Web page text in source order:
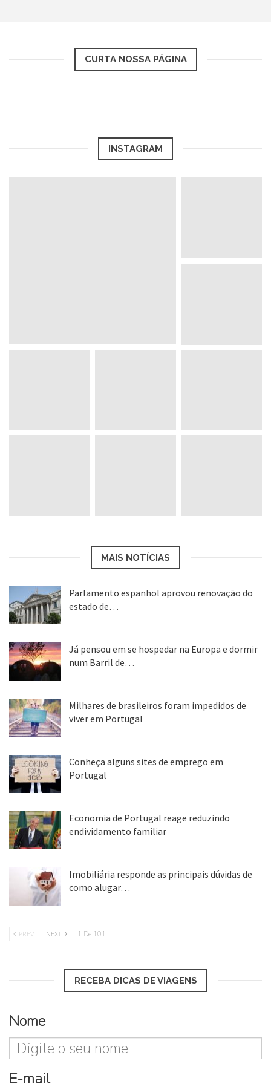
CURTA NOSSA PÁGINA
INSTAGRAM
MAIS NOTÍCIAS
Parlamento espanhol aprovou renovação do
estado de…
Já pensou em se hospedar na Europa e dormir
num Barril de…
Milhares de brasileiros foram impedidos de
viver em Portugal
Conheça alguns sites de emprego em
Portugal
Economia de Portugal reage reduzindo
endividamento familiar
Imobiliária responde as principais dúvidas de
como alugar…
PREV NEXT 1 De 101
RECEBA DICAS DE VIAGENS
Nome
E-mail